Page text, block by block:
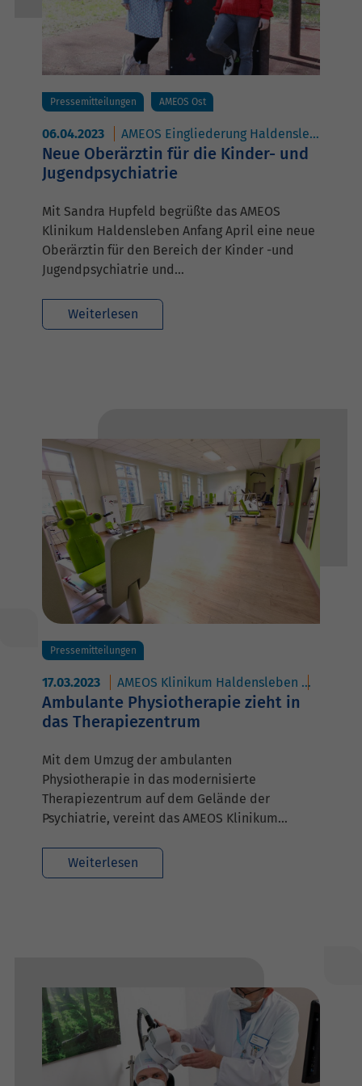
Pressemitteilungen AMEOS Ost
06.04.2023 AMEOS Eingliederung Haldensleben
Neue Oberärztin für die Kinder- und
Jugendpsychiatrie
Mit Sandra Hupfeld begrüßte das AMEOS
Klinikum Haldensleben Anfang April eine neue
Oberärztin für den Bereich der Kinder -und
Jugendpsychiatrie und…
Weiterlesen
Pressemitteilungen
17.03.2023 AMEOS Klinikum Haldensleben
Ambulante Physiotherapie zieht in
das Therapiezentrum
Mit dem Umzug der ambulanten
Physiotherapie in das modernisierte
Therapiezentrum auf dem Gelände der
Psychiatrie, vereint das AMEOS Klinikum…
Weiterlesen